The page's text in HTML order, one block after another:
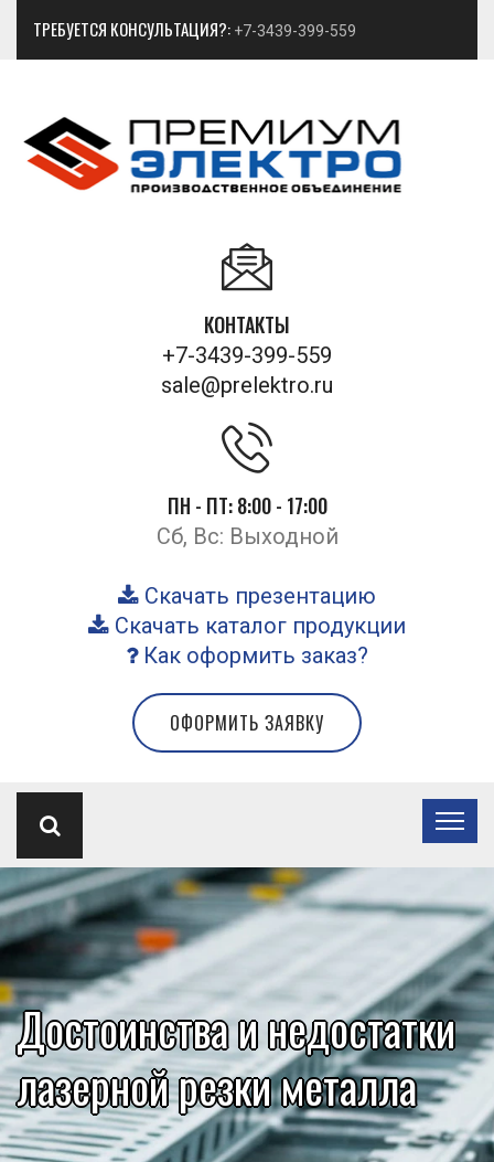
ТРЕБУЕТСЯ КОНСУЛЬТАЦИЯ?: +7-3439-399-559
КОНТАКТЫ
+7-3439-399-559
sale@prelektro.ru
ПН - ПТ: 8:00 - 17:00
Сб, Вс: Выходной
Скачать презентацию
Скачать каталог продукции
Как оформить заказ?
ОФОРМИТЬ ЗАЯВКУ
Достоинства и недостатки
лазерной резки металла